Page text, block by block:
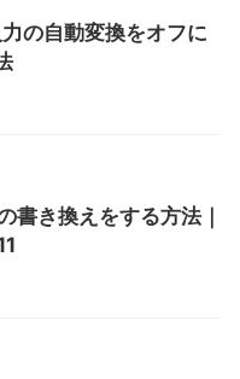
の自動変換をオフに
き換えをする方法｜